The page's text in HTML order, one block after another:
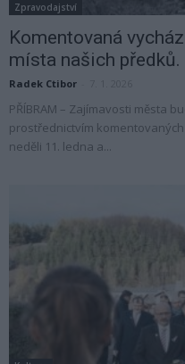
Zpravodajství
Komentovaná
místa našich
Radek Ctibor
PŘÍBRAM – Zajímavosti města
prostřednictvím
neděli 11. ledna a...